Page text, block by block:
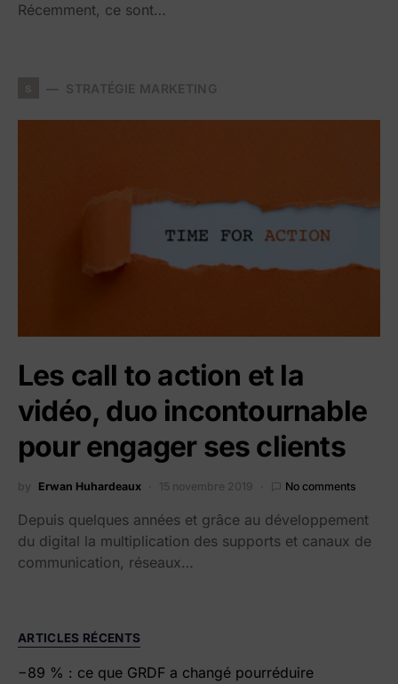
Récemment, ce sont…
STRATÉGIE MARKETING
Les call to action et la
vidéo, duo incontournable
pour engager ses clients
by Erwan Huhardeaux 15 novembre 2019 No comments
Depuis quelques années et grâce au développement
du digital la multiplication des supports et canaux de
communication, réseaux…
ARTICLES RÉCENTS
−89 % : ce que GRDF a changé pourréduire